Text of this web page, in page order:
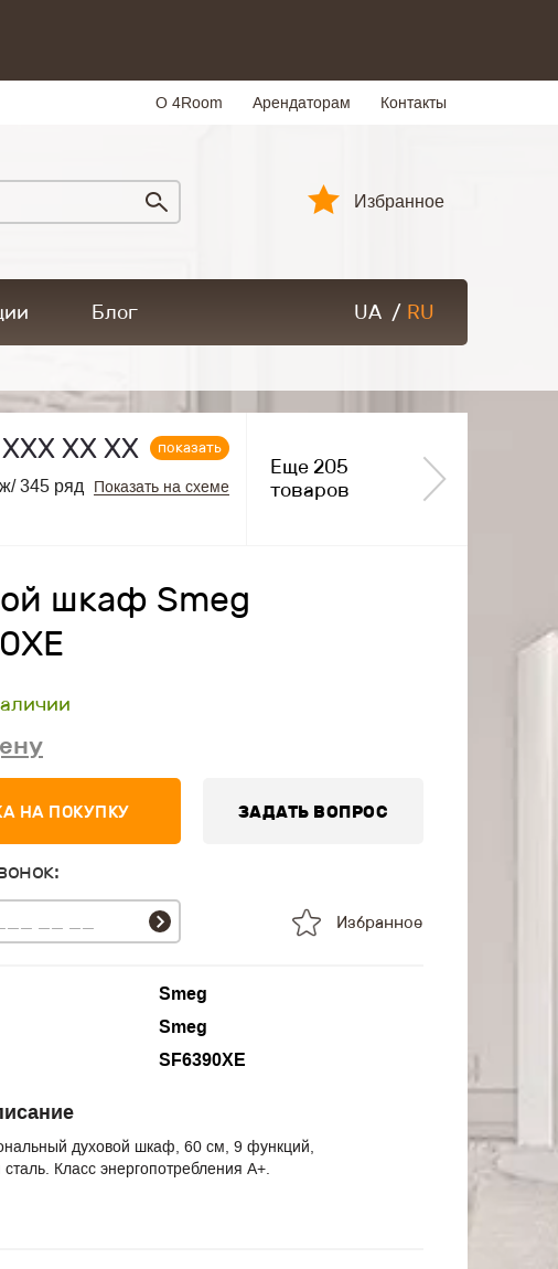
О 4Room Арендаторам Контакты
Избранное
Блог UA / RU
ХХХ ХХ ХХ показать
345 ряд Показать на схеме
Еще 205
товаров
шкаф Smeg
НА ПОКУПКУ ЗАДАТЬ ВОПРОС
Избранное
Smeg
Smeg
SF6390XE
духовой шкаф, 60 см, 9 функций,
Класс энергопотребления А+.